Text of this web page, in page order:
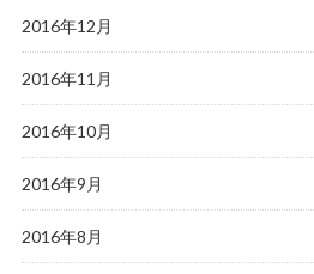
2016年12月
2016年11月
2016年10月
2016年9月
2016年8月